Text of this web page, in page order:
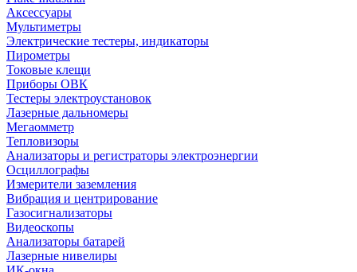
Аксессуары
Мультиметры
Электрические тестеры, индикаторы
Пирометры
Токовые клещи
Приборы ОВК
Тестеры электроустановок
Лазерные дальномеры
Мегаомметр
Тепловизоры
Анализаторы и регистраторы электроэнергии
Осциллографы
Измерители заземления
Вибрация и центрирование
Газосигнализаторы
Видеоскопы
Анализаторы батарей
Лазерные нивелиры